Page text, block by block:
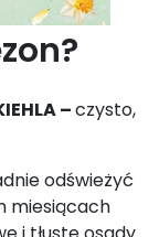
–czysto,
odświeżyć
miesiącach